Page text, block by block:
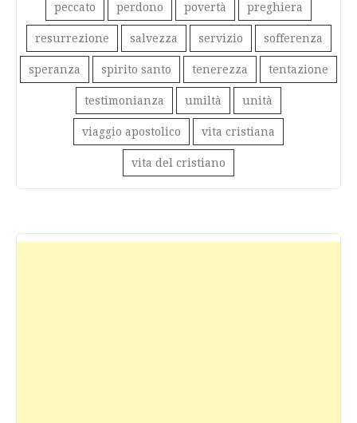
peccato perdono povertà preghiera
resurrezione salvezza servizio sofferenza
speranza spirito santo tenerezza tentazione
testimonianza umiltà unità
viaggio apostolico vita cristiana
vita del cristiano